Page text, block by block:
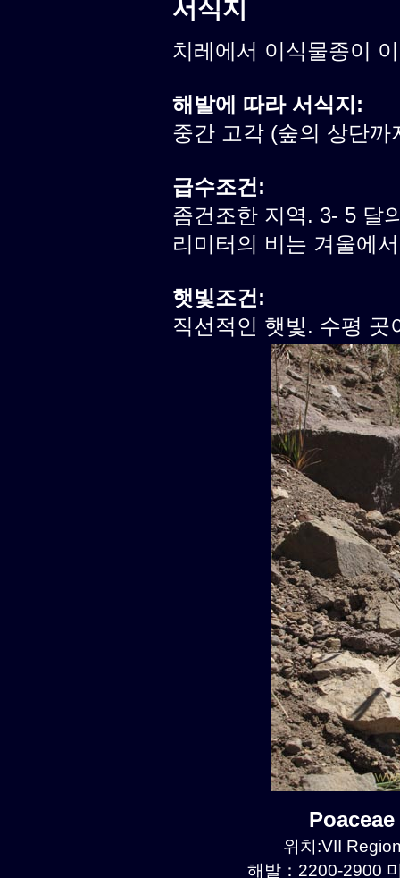
서식지
치레에서 이식물종이
해발에 따라 서식지:
중간 고각 (숲의 상단까
급수조건:
좀건조한 지역. 3- 5 달
리미터의 비는 겨울에
햇빛조건:
직선적인 햇빛. 수평
위치:VII
해발：2200-2900